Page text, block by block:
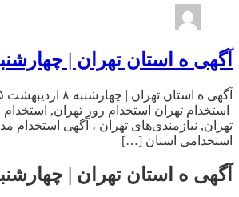
آگهی ه استان تهران | چهارشنبه ۸ اردیبهشت
آگهی ه استان تهران | چهارشنبه ۸ اردیبهشت ۹۵
استخدام تهران استخدام روز تهران,
تهران, نیازمندی‌های تهران ، آگهی
استخدامی استان […]
آگهی ه استان تهران | چهارشنبه ۸